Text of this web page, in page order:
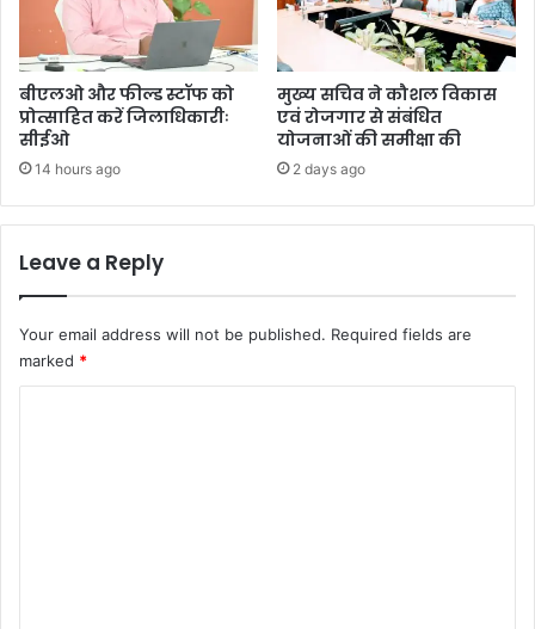
बीएलओ और फील्ड स्टॉफ को
प्रोत्साहित करें जिलाधिकारीः
सीईओ
14 hours ago
मुख्य सचिव ने कौशल विकास
एवं रोजगार से संबंधित
योजनाओं की समीक्षा की
2 days ago
Leave a Reply
Your email address will not be published. Required fields are
marked *